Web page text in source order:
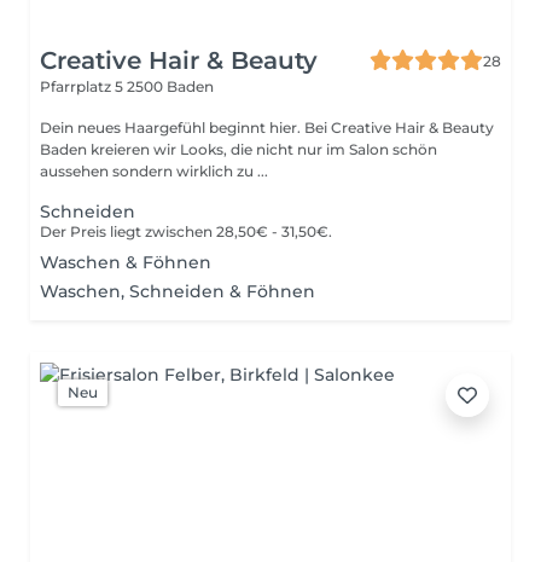
Creative Hair & Beauty
28
Pfarrplatz 5 2500 Baden
Dein neues Haargefühl beginnt hier. Bei Creative Hair & Beauty
Baden kreieren wir Looks, die nicht nur im Salon schön
aussehen sondern wirklich zu ...
Schneiden
Der Preis liegt zwischen 28,50€ - 31,50€.
Waschen & Föhnen
Waschen, Schneiden & Föhnen
Neu